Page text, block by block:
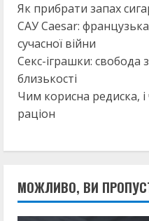
Як прибрати запах
САУ Caesar:
сучасної війни
Секс-іграшки: свобода
близькості
Чим корисна редиска,
раціон
МОЖЛИВО, ВИ